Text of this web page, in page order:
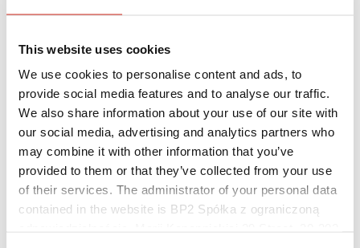
This website uses cookies
We use cookies to personalise content and ads, to
provide social media features and to analyse our traffic.
We also share information about your use of our site with
our social media, advertising and analytics partners who
may combine it with other information that you’ve
provided to them or that they’ve collected from your use
of their services. The administrator of your personal data
contained in the website is BP2 Spółka z ograniczoną
Pomocne linki